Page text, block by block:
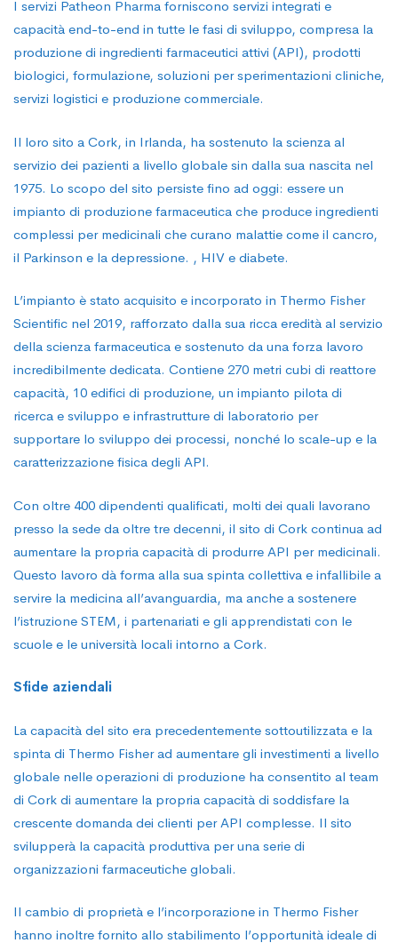
I servizi Patheon Pharma forniscono servizi integrati e
capacità end-to-end in tutte le fasi di sviluppo, compresa la
produzione di ingredienti farmaceutici attivi (API), prodotti
biologici, formulazione, soluzioni per sperimentazioni cliniche,
servizi logistici e produzione commerciale.
Il loro sito a Cork, in Irlanda, ha sostenuto la scienza al
servizio dei pazienti a livello globale sin dalla sua nascita nel
1975. Lo scopo del sito persiste fino ad oggi: essere un
impianto di produzione farmaceutica che produce ingredienti
complessi per medicinali che curano malattie come il cancro,
il Parkinson e la depressione. , HIV e diabete.
L’impianto è stato acquisito e incorporato in Thermo Fisher
Scientific nel 2019, rafforzato dalla sua ricca eredità al servizio
della scienza farmaceutica e sostenuto da una forza lavoro
incredibilmente dedicata. Contiene 270 metri cubi di reattore
capacità, 10 edifici di produzione, un impianto pilota di
ricerca e sviluppo e infrastrutture di laboratorio per
supportare lo sviluppo dei processi, nonché lo scale-up e la
caratterizzazione fisica degli API.
Con oltre 400 dipendenti qualificati, molti dei quali lavorano
presso la sede da oltre tre decenni, il sito di Cork continua ad
aumentare la propria capacità di produrre API per medicinali.
Questo lavoro dà forma alla sua spinta collettiva e infallibile a
servire la medicina all’avanguardia, ma anche a sostenere
l’istruzione STEM, i partenariati e gli apprendistati con le
scuole e le università locali intorno a Cork.
Sfide aziendali
La capacità del sito era precedentemente sottoutilizzata e la
spinta di Thermo Fisher ad aumentare gli investimenti a livello
globale nelle operazioni di produzione ha consentito al team
di Cork di aumentare la propria capacità di soddisfare la
crescente domanda dei clienti per API complesse. Il sito
svilupperà la capacità produttiva per una serie di
organizzazioni farmaceutiche globali.
Il cambio di proprietà e l’incorporazione in Thermo Fisher
hanno inoltre fornito allo stabilimento l’opportunità ideale di